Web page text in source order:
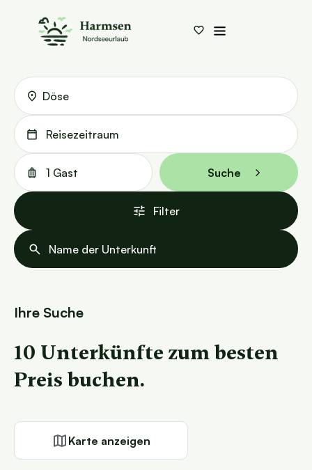
Döse
Reisezeitraum
1 Gast Suche
Filter
Name der Unterkunft
Ihre Suche
10 Unterkünfte zum besten
Preis buchen.
Karte anzeigen